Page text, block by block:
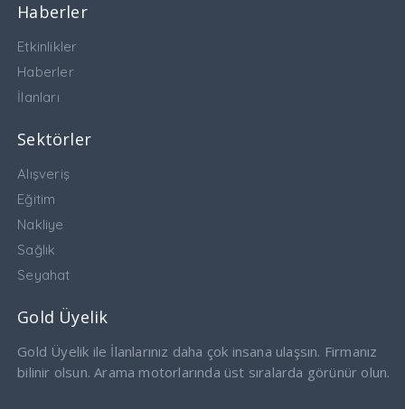
Haberler
Etkinlikler
Haberler
İlanları
Sektörler
Alışveriş
Eğitim
Nakliye
Sağlık
Seyahat
Gold Üyelik
Gold Üyelik ile İlanlarınız daha çok insana ulaşsın. Firmanız
bilinir olsun. Arama motorlarında üst sıralarda görünür olun.